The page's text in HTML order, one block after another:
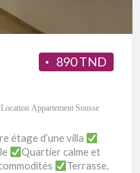
890 TND
Location Appartement Sousse
étage d’une villa
Quartier calme et
Terrasse.